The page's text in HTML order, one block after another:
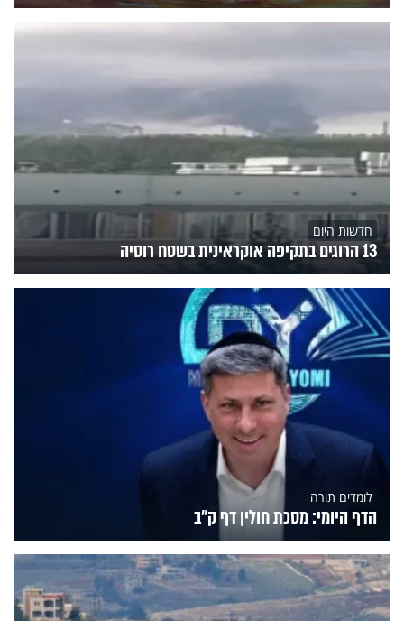
חדשות היום
13 הרוגים בתקיפה אוקראינית בשטח רוסיה
לומדים תורה
הדף היומי: מסכת חולין דף ק"ב